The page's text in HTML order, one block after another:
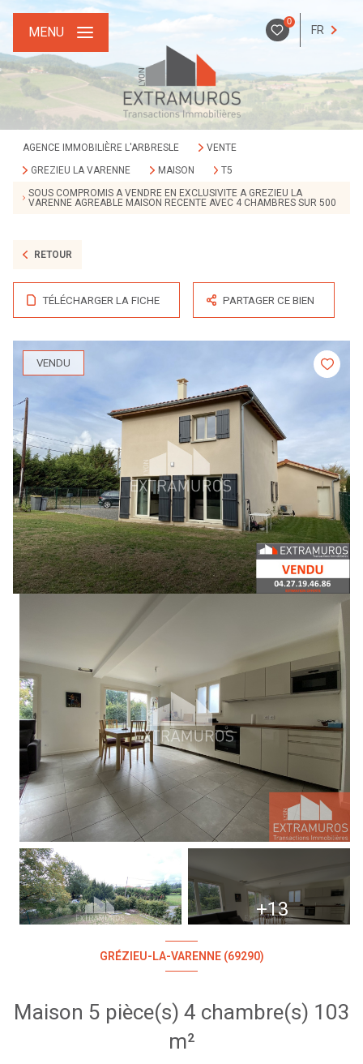
0
FR
MENU
AGENCE IMMOBILIÈRE L'ARBRESLE
VENTE
GREZIEU LA VARENNE
MAISON
T5
SOUS COMPROMIS A VENDRE EN EXCLUSIVITE A GREZIEU LA
VARENNE AGREABLE MAISON RECENTE AVEC 4 CHAMBRES SUR 500
RETOUR
TÉLÉCHARGER LA FICHE PARTAGER CE BIEN
VENDU
+13
GRÉZIEU-LA-VARENNE (69290)
Maison 5 pièce(s) 4 chambre(s) 103
m²